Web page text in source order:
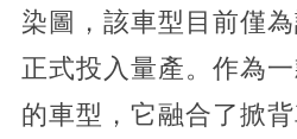
染圖，該車型目前僅
正式投入量產。作為
的車型，它融合了掀